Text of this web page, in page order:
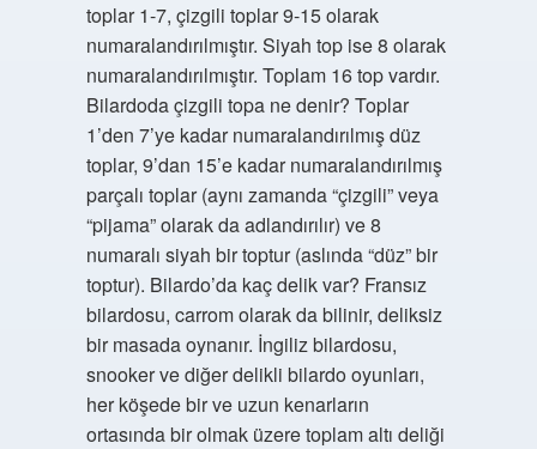
toplar 1-7, çizgili toplar 9-15 olarak
numaralandırılmıştır. Siyah top ise 8 olarak
numaralandırılmıştır. Toplam 16 top vardır.
Bilardoda çizgili topa ne denir? Toplar
1’den 7’ye kadar numaralandırılmış düz
toplar, 9’dan 15’e kadar numaralandırılmış
parçalı toplar (aynı zamanda “çizgili” veya
“pijama” olarak da adlandırılır) ve 8
numaralı siyah bir toptur (aslında “düz” bir
toptur). Bilardo’da kaç delik var? Fransız
bilardosu, carrom olarak da bilinir, deliksiz
bir masada oynanır. İngiliz bilardosu,
snooker ve diğer delikli bilardo oyunları,
her köşede bir ve uzun kenarların
ortasında bir olmak üzere toplam altı deliği